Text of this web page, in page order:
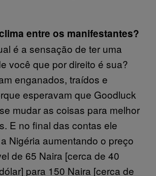
entre os manifestantes?
é a sensação de ter uma
você que por direito é sua?
enganados, traídos e
esperavam que Goodluck
mudar as coisas para melhor
E no final das contas ele
Nigéria aumentando o preço
de 65 Naira [cerca de 40
para 150 Naira [cerca de